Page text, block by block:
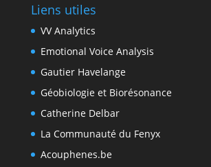
Liens utiles
VV Analytics
Emotional Voice Analysis
Gautier Havelange
Géobiologie et Biorésonance
Catherine Delbar
La Communauté du Fenyx
Acouphenes.be